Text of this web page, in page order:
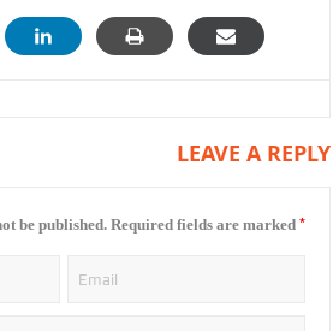
LEAVE A REPLY
be published. Required fields are marked *